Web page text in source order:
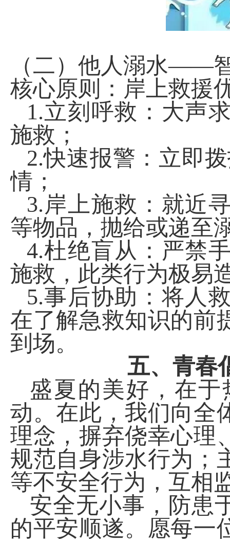
（二）他人溺水——
核心原则：岸上救援
1.立刻呼救：大声
施救；
2.快速报警：立即
情；
3. 岸上施救：就近
等物品，抛给或递至
4.杜绝盲从：严禁
施救，此类行为极易
5.事后协助：将人
在了解急救知识的前
到场。
五、青春
盛夏的美好，在
动。在此，我们向全
理念，摒弃侥幸心理
规范自身涉水行为；
等不安全行为，互相
安全无小事，防患
的平安顺遂。愿每一